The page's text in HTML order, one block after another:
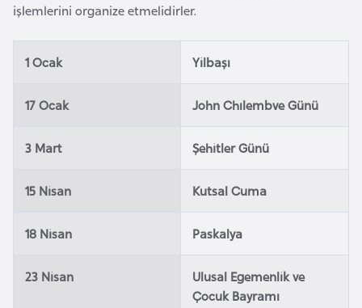
işlemlerini organize etmelidirler.
1 Ocak Yilbaşı
17 Ocak John Chılembve Günü
3 Mart Şehitler Günü
15 Nisan Kutsal Cuma
18 Nisan Paskalya
23 Nisan
Ulusal Egemenlik ve
Çocuk Bayramı
e
e
a
u
e